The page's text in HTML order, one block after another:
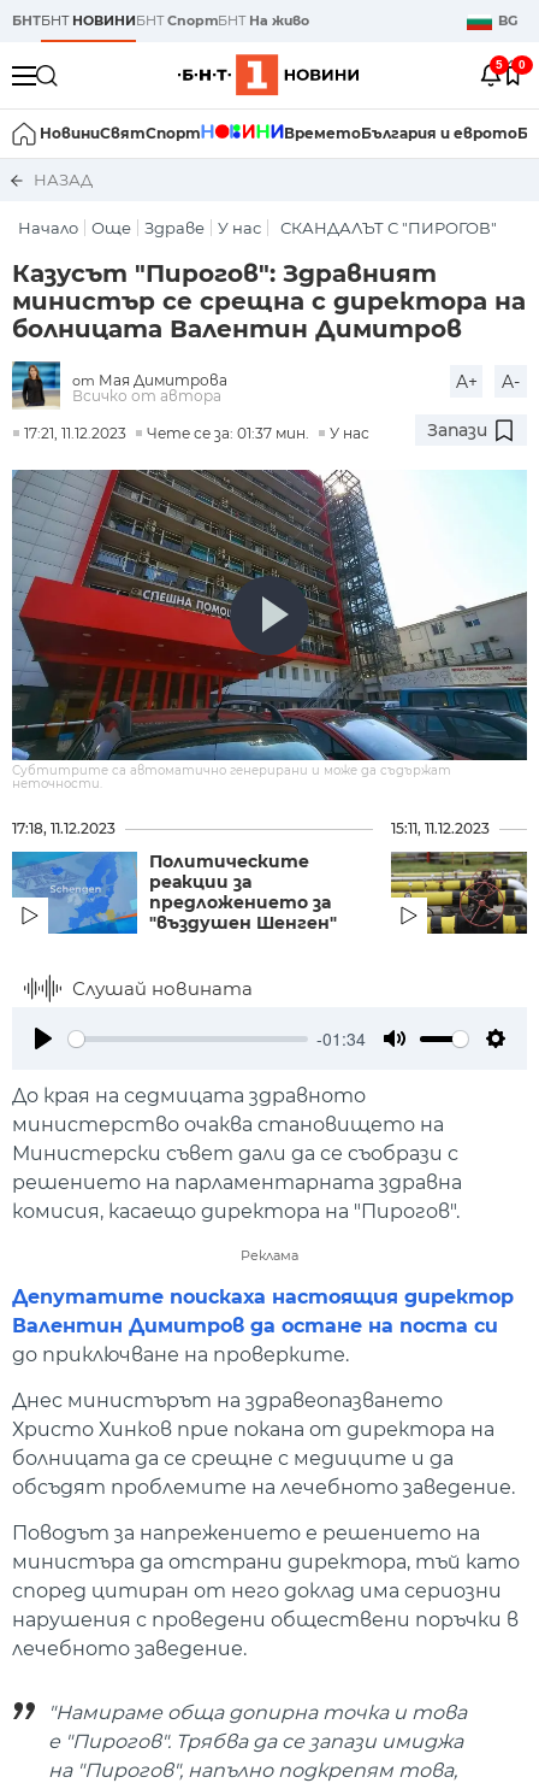
БНТБНТ НОВИНИБНТСпортБНТ На живо BG
5 0
НовиниСвятСпорт ВреметоБългария и еврото
НАЗАД
Начало Още Здраве У нас СКАНДАЛЪТ С "ПИРОГОВ"
Казусът "Пирогов": Здравният
министър се срещна с директора на
болницата Валентин Димитров
от Мая Димитрова
Всичко от автора
A+ A-
17:21, 11.12.2023 Чете се за: 01:37 мин. У нас Запази
Субтитрите са автоматично генерирани и може да съдържат
неточности.
17:18, 11.12.2023
Политическите
реакции за
предложението за
"въздушен Шенген"
15:11, 11.12.2023
Слушай новината
-01:34
До края на седмицата здравното
министерство очаква становището на
Министерски съвет дали да се съобрази с
решението на парламентарната здравна
комисия, касаещо директора на "Пирогов".
Реклама
Депутатите поискаха настоящия директор
Валентин Димитров да остане на поста си
до приключване на проверките.
Днес министърът на здравеопазването
Христо Хинков прие покана от директора на
болницата да се срещне с медиците и да
обсъдят проблемите на лечебното заведение.
Поводът за напрежението е решението на
министъра да отстрани директора, тъй като
според цитиран от него доклад има сериозни
нарушения с проведени обществени поръчки в
лечебното заведение.
"Намираме обща допирна точка и това
е "Пирогов". Трябва да се запази имиджа
на "Пирогов", напълно подкрепям това,